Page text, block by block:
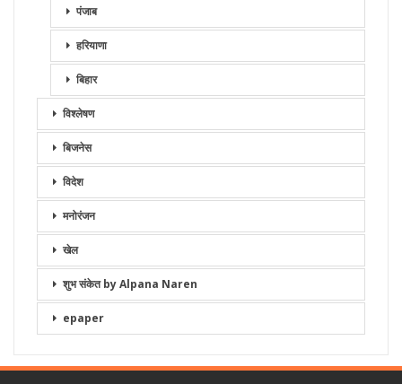
पंजाब
हरियाणा
बिहार
विश्लेषण
बिजनेस
विदेश
मनोरंजन
खेल
शुभ संकेत by Alpana Naren
epaper